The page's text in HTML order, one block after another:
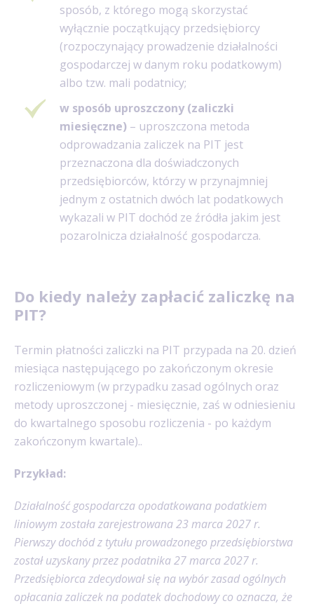
sposób, z którego mogą skorzystać
wyłącznie początkujący przedsiębiorcy
(rozpoczynający prowadzenie działalności
gospodarczej w danym roku podatkowym)
albo tzw. mali podatnicy;
w sposób uproszczony (zaliczki
miesięczne) – uproszczona metoda
odprowadzania zaliczek na PIT jest
przeznaczona dla doświadczonych
przedsiębiorców, którzy w przynajmniej
jednym z ostatnich dwóch lat podatkowych
wykazali w PIT dochód ze źródła jakim jest
pozarolnicza działalność gospodarcza.
Do kiedy należy zapłacić zaliczkę na
PIT?
Termin płatności zaliczki na PIT przypada na 20. dzień
miesiąca następującego po zakończonym okresie
rozliczeniowym (w przypadku zasad ogólnych oraz
metody uproszczonej - miesięcznie, zaś w odniesieniu
do kwartalnego sposobu rozliczenia - po każdym
zakończonym kwartale)..
Przykład:
Działalność gospodarcza opodatkowana podatkiem
liniowym została zarejestrowana 23 marca 2027 r.
Pierwszy dochód z tytułu prowadzonego przedsiębiorstwa
został uzyskany przez podatnika 27 marca 2027 r.
Przedsiębiorca zdecydował się na wybór zasad ogólnych
opłacania zaliczek na podatek dochodowy co oznacza, że